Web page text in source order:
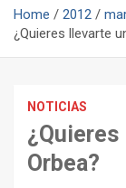
Home 2012
¿Quieres llevarte
NOTICIAS
Orbea?